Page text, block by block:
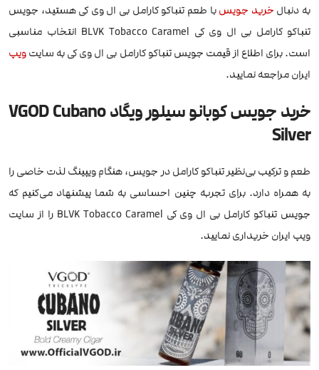
به دنبال خرید جویسبا طعم تنباکو کارامل بی ال وی کی هستید، جویس
تنباکو کارامل بی ال وی کی BLVK Tobacco Caramel انتخاب مناسبی
است. برای اطلاع از قیمت جویس تنباکو کارامل بی ال وی کی به سایتویپ
ایران مراجعه نمایید.
خرید جویس کوبانو سیلور ویگاد VGOD Cubano
Silver
طعم و ترکیب بی‌نظیر تنباکو کارامل در جویس، هنگام ویپینگ لذت خاصی را
به همراه دارد. برای تجربه چنین احساسی به شما پیشنهاد می‌کنیم که
جویس تنباکو کارامل بی ال وی کی BLVK Tobacco Caramel را از سایت
ویپ ایران خریداری نمایید.